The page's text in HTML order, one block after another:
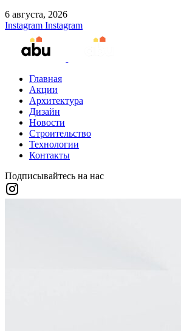
6 августа, 2026
Instagram Instagram
Главная
Акции
Архитектура
Дизайн
Новости
Строительство
Технологии
Контакты
Подписывайтесь на нас